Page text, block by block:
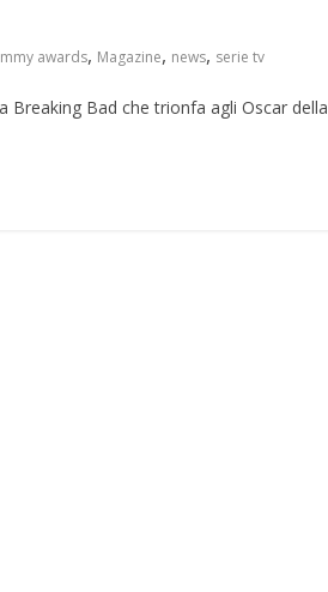
awards, Magazine, news, serie tv
Breaking Bad che trionfa agli Oscar della